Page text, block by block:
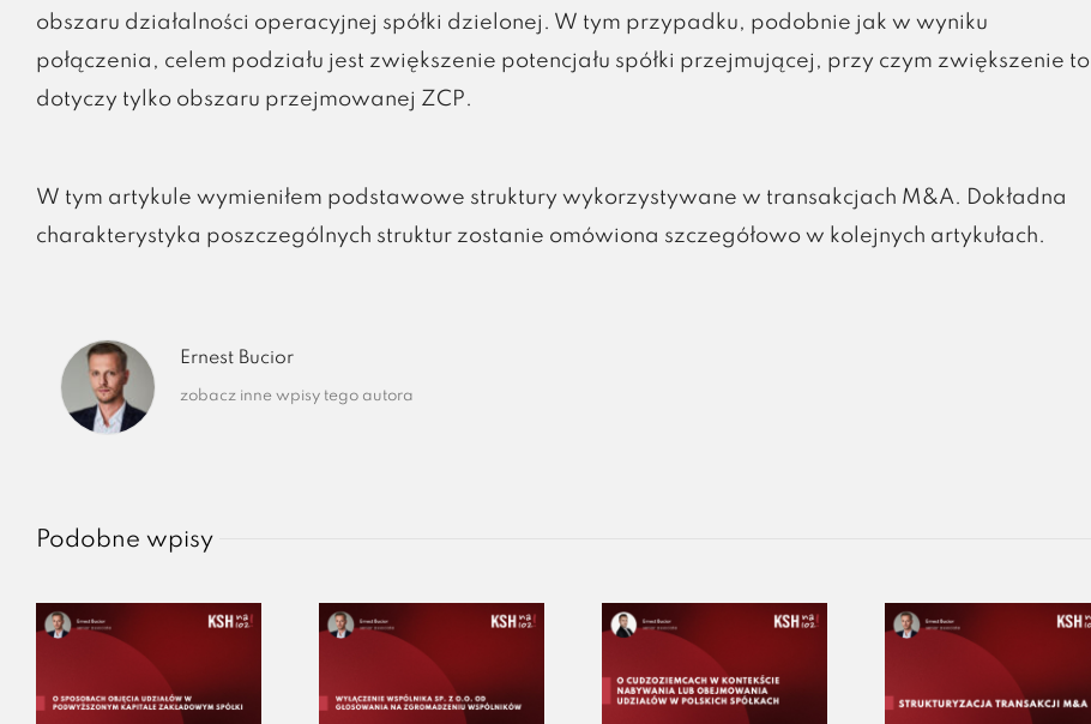
obszaru działalności operacyjnej spółki dzielonej. W tym przypadku, podobnie jak w wyniku
połączenia, celem podziału jest zwiększenie potencjału spółki przejmującej, przy czym zwiększenie to
dotyczy tylko obszaru przejmowanej ZCP.
W tym artykule wymieniłem podstawowe struktury wykorzystywane w transakcjach M&A. Dokładna
charakterystyka poszczególnych struktur zostanie omówiona szczegółowo w kolejnych artykułach.
Ernest Bucior
zobacz inne wpisy tego autora
Podobne wpisy